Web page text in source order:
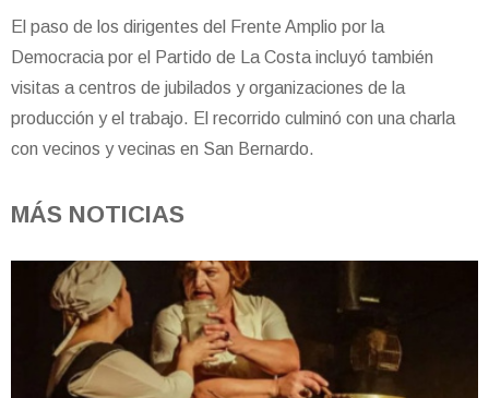
El paso de los dirigentes del Frente Amplio por la
Democracia por el Partido de La Costa incluyó también
visitas a centros de jubilados y organizaciones de la
producción y el trabajo. El recorrido culminó con una charla
con vecinos y vecinas en San Bernardo.
MÁS NOTICIAS